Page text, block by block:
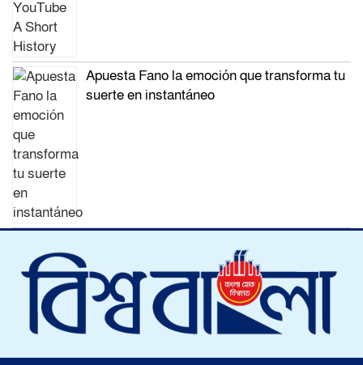
Apuesta Fano la emoción que transforma tu
suerte en instantáneo